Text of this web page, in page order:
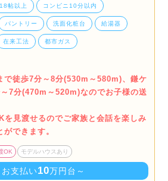
帖以上 コンビニ10分以内
パントリー 洗面化粧台 給湯器
在来工法 都市ガス
で徒歩7分～8分(530m～580m)、鎌ケ
7分(470m～520m)なのでお子様の送
を見渡せるのでご家族と会話を楽しみ
できます。
OK モデルハウスあり
お支払い10万円台～